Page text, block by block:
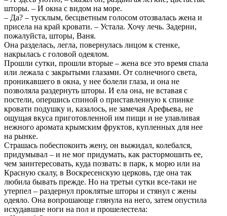
шторы. – И окна с видом на море.
– Да? – тусклым, бесцветным голосом отозвалась жена и
присела на край кровати. – Устала. Хочу лечь. Задерни,
пожалуйста, шторы, Ваня.
Она разделась, легла, повернулась лицом к стенке,
накрылась с головой одеялом.
Прошли сутки, прошли вторые – жена все это время спала
или лежала с закрытыми глазами. От солнечного света,
проникавшего в окна, у нее болели глаза, и она не
позволяла раздернуть шторы. И ела она, не вставая с
постели, опершись спиной о приставленную к спинке
кровати подушку и, казалось, не замечая Арефьева, не
ощущая вкуса приготовленной им пищи и не улавливая
нежного аромата крымским фруктов, купленных для нее
на рынке.
Страшась побеспокоить жену, он выжидал, колебался,
придумывал – и не мог придумать, как растормошить ее,
чем заинтересовать, куда позвать: в парк, к морю или на
Красную скалу, в Воскресенскую церковь, где она так
любила бывать прежде. Но на третьи сутки все-таки не
утерпел – раздернул проклятые шторы и стянул с жены
одеяло. Она вопрошающе глянула на него, затем опустила
исхудавшие ноги на пол и прошелестела: